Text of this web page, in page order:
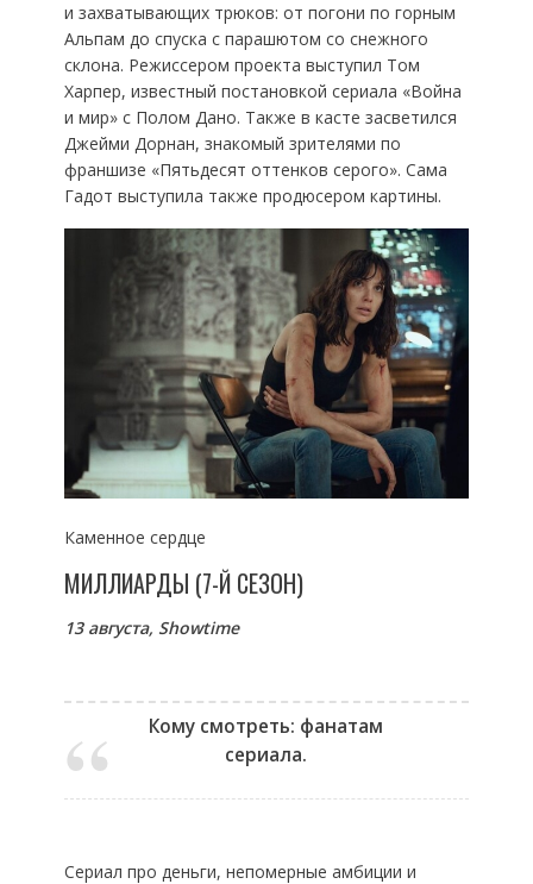
и захватывающих трюков: от погони по горным
Альпам до спуска с парашютом со снежного
склона. Режиссером проекта выступил Том
Харпер, известный постановкой сериала «Война
и мир» с Полом Дано. Также в касте засветился
Джейми Дорнан, знакомый зрителями по
франшизе «Пятьдесят оттенков серого». Сама
Гадот выступила также продюсером картины.
Каменное сердце
МИЛЛИАРДЫ (7-Й СЕЗОН)
13 августа, Showtime
Кому смотреть: фанатам
сериала.
Сериал про деньги, непомерные амбиции и